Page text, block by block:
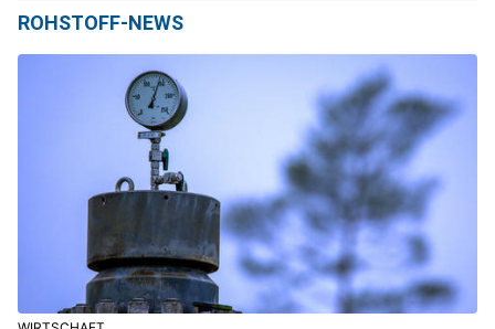
ROHSTOFF-NEWS